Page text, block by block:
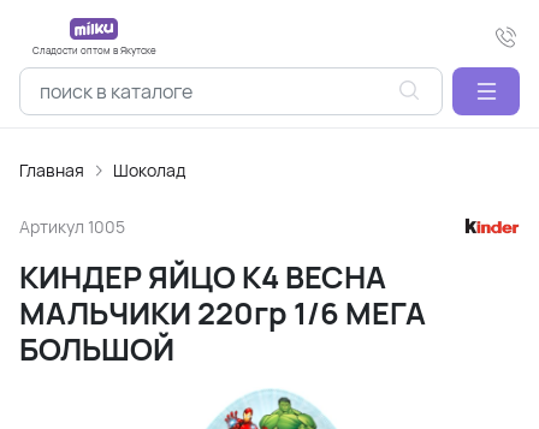
Сладости оптом в Якутске
Главная Шоколад
Артикул 1005
КИНДЕР ЯЙЦО К4 ВЕСНА
МАЛЬЧИКИ 220гр 1/6 МЕГА
БОЛЬШОЙ